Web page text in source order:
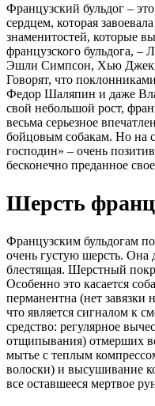
Французский бульдог –
сердцем, которая
знаменитостей, которые
французского бульдога,
Эшли Симпсон, Хью
Говорят, что
Федор Шаляпин и даже
свой небольшой рост,
весьма серьезное
бойцовым собакам. Но на
господин» – очень
бесконечно преданное
Шерсть
Французским бульдогам
очень густую шерсть. Она
блестящая. Шерстный
Особенно это касается
перманентна (нет завязки
что является сигналом к
средство: регулярное
отщипывания) отмерших
мытье с теплым
волоски) и высушивание
все оставшееся мертвое